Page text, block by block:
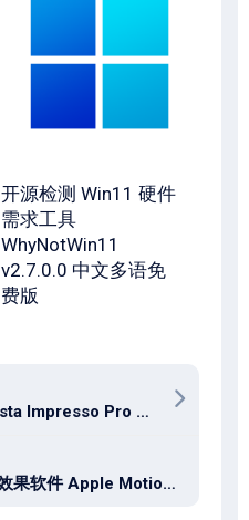
开源检测 Win11 硬件
需求工具
WhyNotWin11
v2.7.0.0 中文多语免
费版
印象派绘画 JixiPix Artista Impresso Pro v1.8.27 win + mac
专业动态图形和视觉效果软件 Apple Motion 5.11.0 for mac